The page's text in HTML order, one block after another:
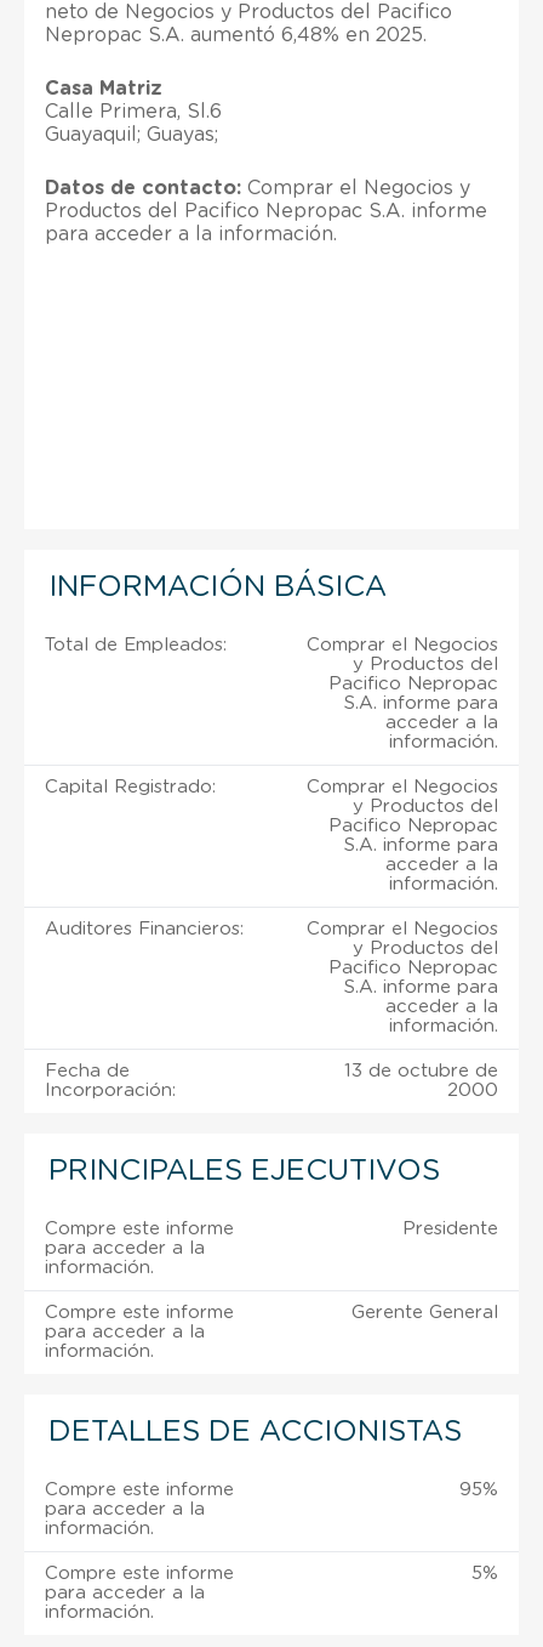
neto de Negocios y Productos del Pacifico
Nepropac S.A. aumentó 6,48% en 2025.
Casa Matriz
Calle Primera, Sl.6
Guayaquil; Guayas;
Datos de contacto: Comprar el Negocios y
Productos del Pacifico Nepropac S.A. informe
para acceder a la información.
INFORMACIÓN BÁSICA
Total de Empleados:
Comprar el Negocios
y Productos del
Pacifico Nepropac
S.A. informe para
acceder a la
información.
Capital Registrado:
Comprar el Negocios
y Productos del
Pacifico Nepropac
S.A. informe para
acceder a la
información.
Auditores Financieros:
Comprar el Negocios
y Productos del
Pacifico Nepropac
S.A. informe para
acceder a la
información.
Fecha de
Incorporación:
13 de octubre de
2000
PRINCIPALES EJECUTIVOS
Compre este informe
para acceder a la
información.
Presidente
Compre este informe
para acceder a la
información.
Gerente General
DETALLES DE ACCIONISTAS
Compre este informe
para acceder a la
información.
95%
Compre este informe
para acceder a la
información.
5%